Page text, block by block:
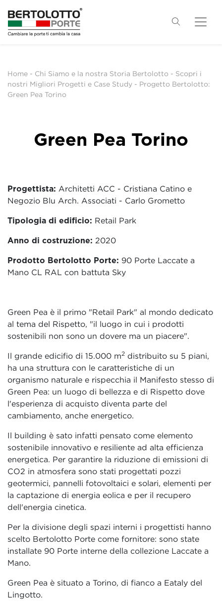
Home - Chi Siamo e la nostra Storia Bertolotto - Scopri i
nostri Migliori Progetti e Case Study - Progetto Bertolotto:
Green Pea Torino
Green Pea Torino
Progettista: Architetti ACC - Cristiana Catino e
Negozio Blu Arch. Associati - Carlo Grometto
Tipologia di edificio: Retail Park
Anno di costruzione: 2020
Prodotto Bertolotto Porte: 90 Porte Laccate a
Mano CL RAL con battuta Sky
Green Pea è il primo "Retail Park" al mondo dedicato
al tema del Rispetto, "il luogo in cui i prodotti
sostenibili non sono un dovere ma un piacere".
Il grande edicifio di 15.000 m2 distribuito su 5 piani,
ha una struttura con le caratteristiche di un
organismo naturale e rispecchia il Manifesto stesso di
Green Pea: un luogo di bellezza e di Rispetto dove
l'esperienza di acquisto diventa parte del
cambiamento, anche energetico.
Il building è sato infatti pensato come elemento
sostenibile innovativo e resiliente ad alta efficienza
energetica. Per garantire la riduzione di emissioni di
CO2 in atmosfera sono stati progettati pozzi
geotermici, pannelli fotovoltaici e solari, elementi per
la captazione di energia eolica e per il recupero
dell'energia cinetica.
Per la divisione degli spazi interni i progettisti hanno
scelto Bertolotto Porte come fornitore: sono state
installate 90 Porte interne della collezione Laccate a
Mano.
Green Pea è situato a Torino, di fianco a Eataly del
Lingotto.